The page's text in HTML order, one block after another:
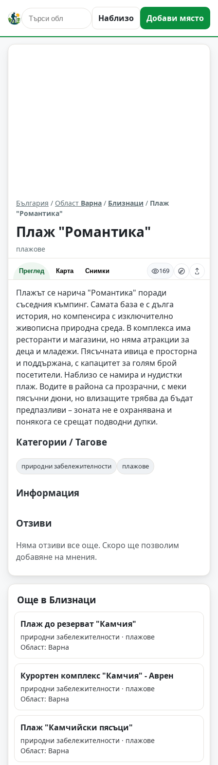
Наблизо Добави място
природни забележителности Близнаци Област: Варна
България / Област Варна / Близнаци / Плаж
"Романтика"
Плаж "Романтика"
плажове
Преглед Карта Снимки 169
Плажът се нарича "Романтика" поради
съседния къмпинг. Самата база е с дълга
история, но компенсира с изключително
живописна природна среда. В комплекса има
ресторанти и магазини, но няма атракции за
деца и младежи. Пясъчната ивица е просторна
и поддържана, с капацитет за голям брой
посетители. Наблизо се намира и нудистки
плаж. Водите в района са прозрачни, с меки
пясъчни дюни, но влизащите трябва да бъдат
предпазливи – зоната не е охранявана и
понякога се срещат подводни дупки.
Категории / Тагове
природни забележителности плажове
Информация
Отзиви
Няма отзиви все още. Скоро ще позволим
добавяне на мнения.
Още в Близнаци
Плаж до резерват "Камчия"
природни забележителности · плажове
Област: Варна
Курортен комплекс "Камчия" - Аврен
природни забележителности · плажове
Област: Варна
Плаж "Камчийски пясъци"
природни забележителности · плажове
Област: Варна